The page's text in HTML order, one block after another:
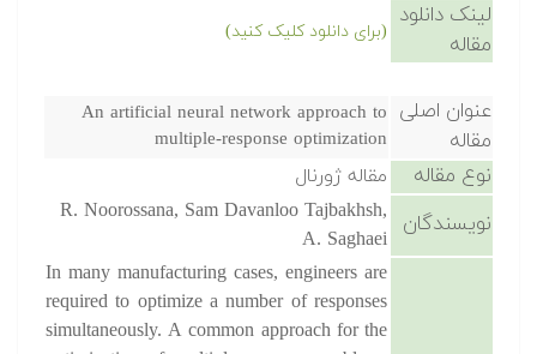
لینک دانلود
مقاله
(برای دانلود کلیک کنید)
عنوان اصلی
مقاله
An artificial neural network approach to
multiple-response optimization
نوع مقاله مقاله ژورنال
نویسندگان
R. Noorossana, Sam Davanloo Tajbakhsh,
A. Saghaei
In many manufacturing cases, engineers are
required to optimize a number of responses
simultaneously. A common approach for the